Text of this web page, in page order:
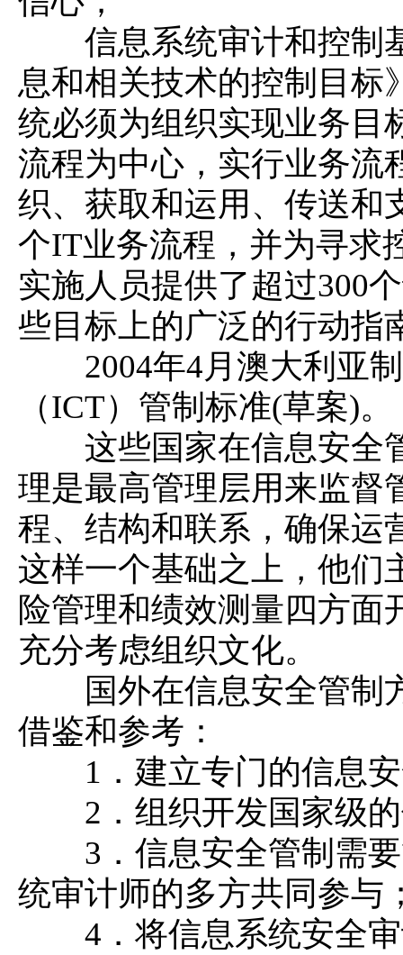
信息系统审计和控制
息和相关技术的控制目标
统必须为组织实现业务目
流程为中心，实行业务流
织、获取和运用、传送和
个IT业务流程，并为寻求
实施人员提供了超过300
些目标上的广泛的行动指
2004年4月澳大利亚制
（ICT）管制标准(草案)。
这些国家在信息安全
理是最高管理层用来监督
程、结构和联系，确保运
这样一个基础之上，他们
险管理和绩效测量四方面
充分考虑组织文化。
国外在信息安全管制
借鉴和参考：
1．建立专门的信息安
2．组织开发国家级的
3．信息安全管制需要
统审计师的多方共同参与
4．将信息系统安全审